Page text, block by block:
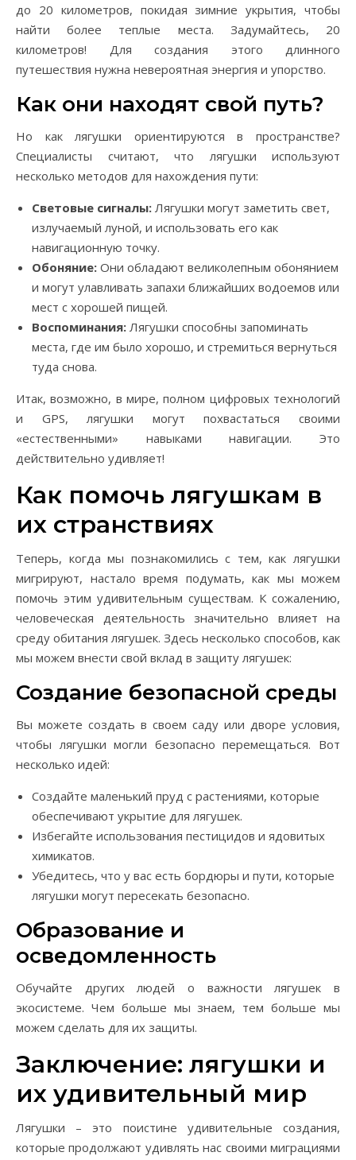
до 20 километров, покидая зимние укрытия, чтобы
найти более теплые места. Задумайтесь, 20
километров! Для создания этого длинного
путешествия нужна невероятная энергия и упорство.
Как они находят свой путь?
Но как лягушки ориентируются в пространстве?
Специалисты считают, что лягушки используют
несколько методов для нахождения пути:
Световые сигналы: Лягушки могут заметить свет,
излучаемый луной, и использовать его как
навигационную точку.
Обоняние: Они обладают великолепным обонянием
и могут улавливать запахи ближайших водоемов или
мест с хорошей пищей.
Воспоминания: Лягушки способны запоминать
места, где им было хорошо, и стремиться вернуться
туда снова.
Итак, возможно, в мире, полном цифровых технологий
и GPS, лягушки могут похвастаться своими
«естественными» навыками навигации. Это
действительно удивляет!
Как помочь лягушкам в
их странствиях
Теперь, когда мы познакомились с тем, как лягушки
мигрируют, настало время подумать, как мы можем
помочь этим удивительным существам. К сожалению,
человеческая деятельность значительно влияет на
среду обитания лягушек. Здесь несколько способов, как
мы можем внести свой вклад в защиту лягушек:
Создание безопасной среды
Вы можете создать в своем саду или дворе условия,
чтобы лягушки могли безопасно перемещаться. Вот
несколько идей:
Создайте маленький пруд с растениями, которые
обеспечивают укрытие для лягушек.
Избегайте использования пестицидов и ядовитых
химикатов.
Убедитесь, что у вас есть бордюры и пути, которые
лягушки могут пересекать безопасно.
Образование и
осведомленность
Обучайте других людей о важности лягушек в
экосистеме. Чем больше мы знаем, тем больше мы
можем сделать для их защиты.
Заключение: лягушки и
их удивительный мир
Лягушки – это поистине удивительные создания,
которые продолжают удивлять нас своими миграциями